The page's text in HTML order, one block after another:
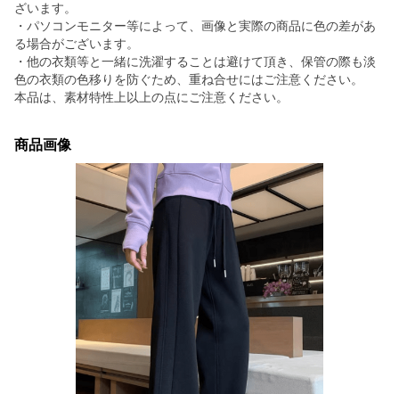
ざいます。
・パソコンモニター等によって、画像と実際の商品に色の差があ
る場合がございます。
・他の衣類等と一緒に洗濯することは避けて頂き、保管の際も淡
色の衣類の色移りを防ぐため、重ね合せにはご注意ください。
本品は、素材特性上以上の点にご注意ください。
商品画像